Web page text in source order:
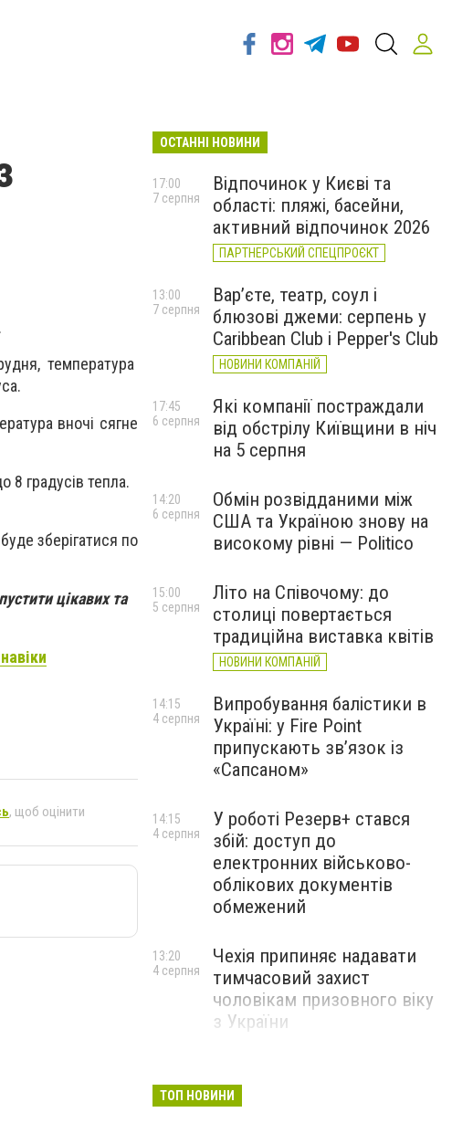
температура
вночі сягне
8 градусів тепла.
зберігатися по
цікавих та
, щоб оцінити
ОСТАННІ НОВИНИ
Відпочинок у Києві та
області: пляжі, басейни,
активний відпочинок 2026
ПАРТНЕРСЬКИЙ СПЕЦПРОЄКТ
17:00
7 серпня
Вар’єте, театр, соул і
блюзові джеми: серпень у
Caribbean Club і Pepper's Club
НОВИНИ КОМПАНІЙ
13:00
7 серпня
Які компанії постраждали
від обстрілу Київщини в ніч
на 5 серпня
17:45
6 серпня
Обмін розвідданими між
США та Україною знову на
високому рівні — Politico
14:20
6 серпня
Літо на Співочому: до
столиці повертається
традиційна виставка квітів
НОВИНИ КОМПАНІЙ
15:00
5 серпня
Випробування балістики в
Україні: у Fire Point
припускають зв’язок із
«Сапсаном»
14:15
4 серпня
У роботі Резерв+ стався
збій: доступ до
електронних військово-
облікових документів
обмежений
14:15
4 серпня
Чехія припиняє надавати
тимчасовий захист
чоловікам призовного віку
з України
13:20
4 серпня
ТОП НОВИНИ